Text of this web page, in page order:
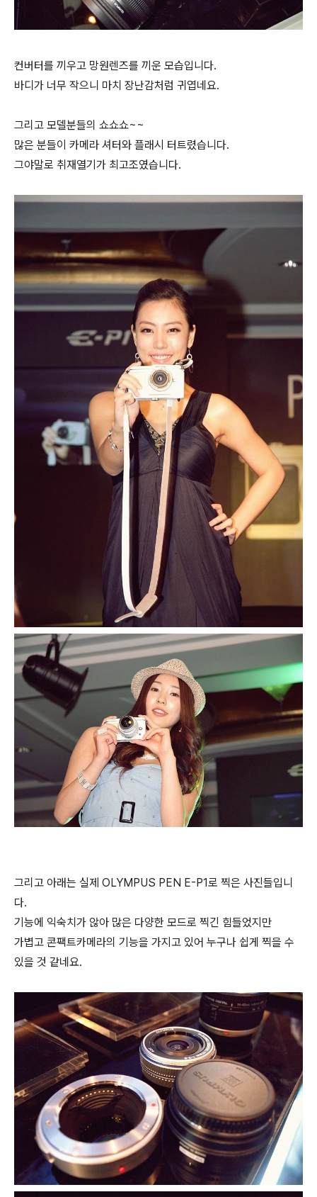
컨버터를 끼우고 망원렌즈를 끼운 모습입니다.
바디가 너무 작으니 마치 장난감처럼 귀엽네요.
그리고 모델분들의 쇼쇼쇼~~
많은 분들이 카메라 셔터와 플래시 터트렸습니다.
그야말로 취재열기가 최고조였습니다.
그리고 아래는 실제 OLYMPUS PEN E-P1로 찍은 사진들입니
다.
기능에 익숙치가 않아 많은 다양한 모드로 찍긴 힘들었지만
가볍고 콘팩트카메라의 기능을 가지고 있어 누구나 쉽게 찍을 수
있을 것 같네요.